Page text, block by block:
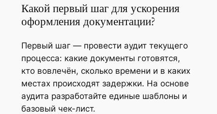
Какой первый шаг для ускорения
оформления документации?
Первый шаг — провести аудит текущего
процесса: какие документы готовятся,
кто вовлечён, сколько времени и в каких
местах происходят задержки. На основе
аудита разработайте единые шаблоны и
базовый чек-лист.